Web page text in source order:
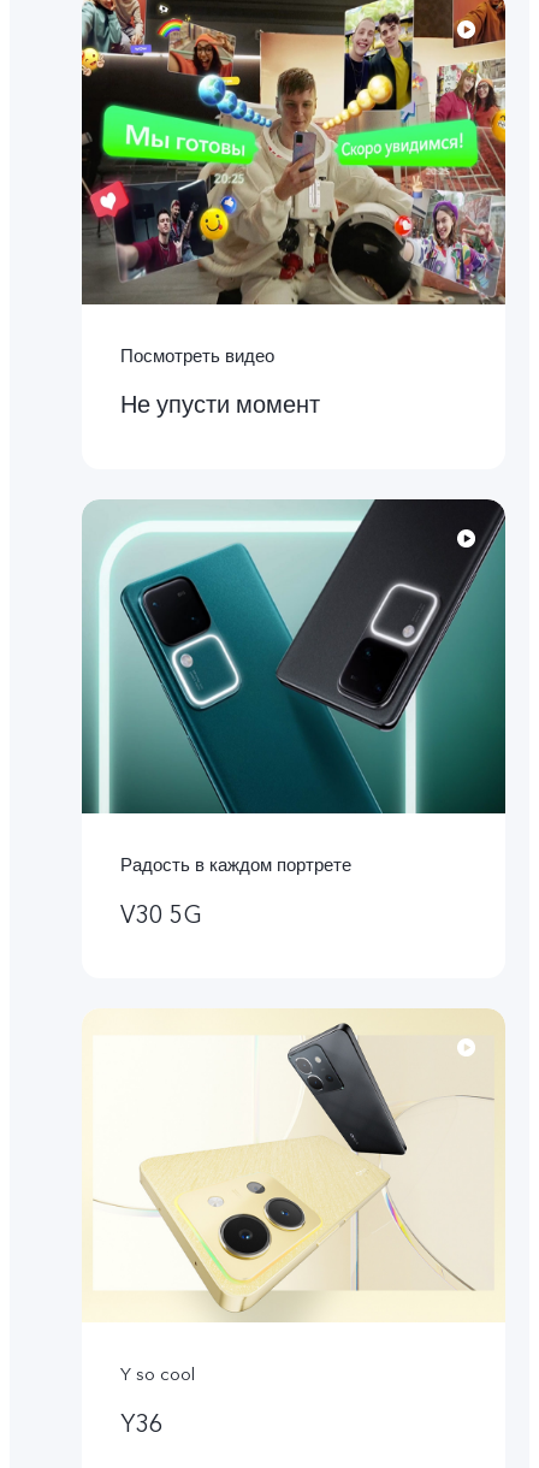
Посмотреть видео
Не упусти момент
Радость в каждом портрете
V30 5G
Y so cool
Y36